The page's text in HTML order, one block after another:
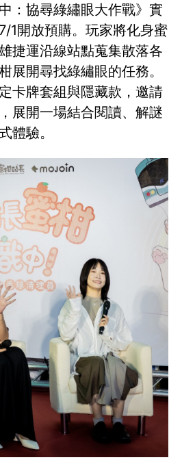
：協尋綠繡眼大作戰》實
1開放預購。玩家將化身蜜
捷運沿線站點蒐集散落各
展開尋找綠繡眼的任務。
卡牌套組與隱藏款，邀請
展開一場結合閱讀、解謎
體驗。